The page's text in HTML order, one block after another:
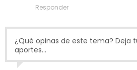
Responder
¿Qué opinas de este tema? Deja
aportes...